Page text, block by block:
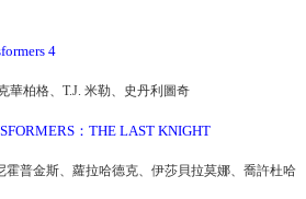
4
柏格、T.J. 米勒、史丹利圖奇
：THE LAST KNIGHT
金斯、蘿拉哈德克、伊莎貝拉莫娜、喬許杜哈